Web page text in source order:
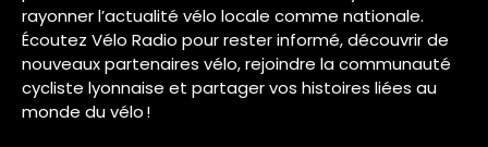
rayonner l’actualité vélo locale comme nationale.
Écoutez Vélo Radio pour rester informé, découvrir de
nouveaux partenaires vélo, rejoindre la communauté
cycliste lyonnaise et partager vos histoires liées au
monde du vélo !